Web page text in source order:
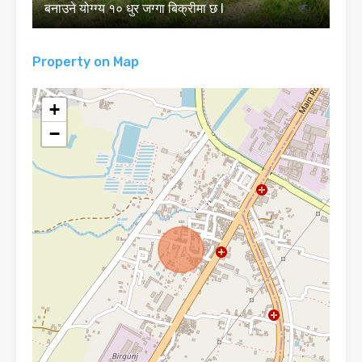
बनाउने योग्ग्य १० धुर जग्गा बिक्रीमा छ l
Property on Map
+
−